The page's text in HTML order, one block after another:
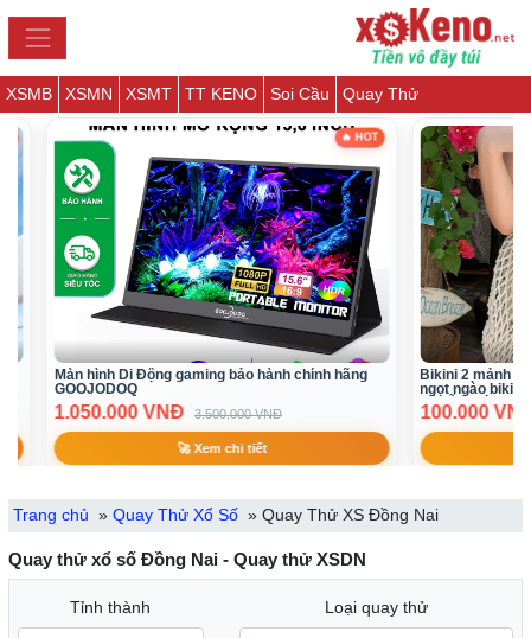
XSMB XSMN XSMT TT KENO Soi Cầu Quay Thử
🔥 HOT
Màn hình Di Động gaming bảo hành chính hãng
GOOJODOQ
1.050.000 VNĐ 3.500.000 VNĐ
🚀 Xem chi tiết
Bikini 2 mảnh
ngọt ngào bikini
có sẵn sl ít)
100.000
Trang chủ » Quay Thử Xổ Số » Quay Thử XS Đồng Nai
Quay thử xổ số Đồng Nai - Quay thử XSDN
Tỉnh thành Loại quay thử